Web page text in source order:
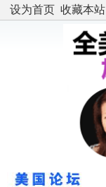
设为首页 收藏本站